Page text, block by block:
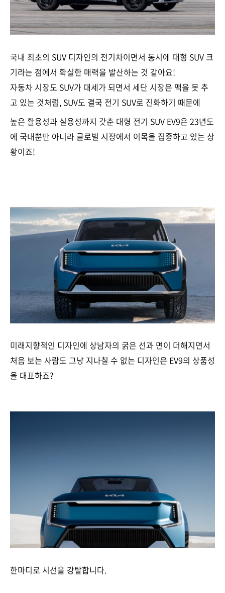
국내 최초의 SUV 디자인의 전기차이면서 동시에 대형 SUV 크
기라는 점에서 확실한 매력을 발산하는 것 같아요!
자동차 시장도 SUV가 대세가 되면서 세단 시장은 맥을 못 추
고 있는 것처럼, SUV도 결국 전기 SUV로 진화하기 때문에
높은 활용성과 실용성까지 갖춘 대형 전기 SUV EV9은 23년도
에 국내뿐만 아니라 글로벌 시장에서 이목을 집중하고 있는 상
황이죠!
미래지향적인 디자인에 상남자의 굵은 선과 면이 더해지면서
처음 보는 사람도 그냥 지나칠 수 없는 디자인은 EV9의 상품성
을 대표하죠?
한마디로 시선을 강탈합니다.